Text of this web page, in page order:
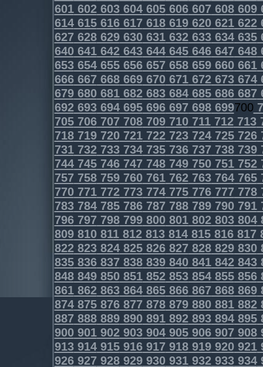
601602603604605606607608609
614615616617618619620621622
627628629630631632633634635
640641642643644645646647648
653654655656657658659660661
666667668669670671672673674
679680681682683684685686687
692693694695696697698699700
705706707708709710711712713
718719720721722723724725726
731732733734735736737738739
744745746747748749750751752
757758759760761762763764765
770771772773774775776777778
783784785786787788789790791
796797798799800801802803804
809810811812813814815816817
822823824825826827828829830
835836837838839840841842843
848849850851852853854855856
861862863864865866867868869
874875876877878879880881882
887888889890891892893894895
900901902903904905906907908
913914915916917918919920921
926927928929930931932933934